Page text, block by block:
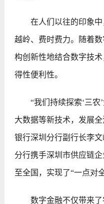
在人们以往的印象中
越岭、费时费力。随着
构创新性地结合数字技
得性便利性。
“我们持续探索‘三农’
大数据等新技术，发展
银行深圳分行副行长李文
分行携手深圳市供应链
至全国，实现了“一点对
数字金融不仅带来了